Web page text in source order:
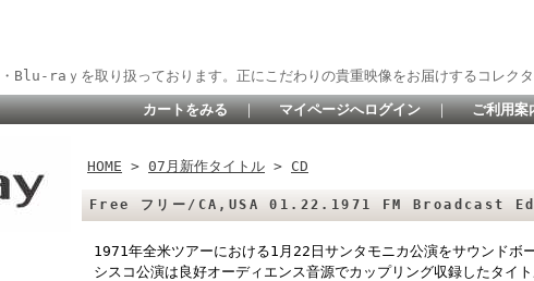
Blu-raｙを取り扱っております。正にこだわりの貴重映像をお届けするコレクタ
カートをみる ｜ マイページへログイン ｜ ご利用案
HOME > 07月新作タイトル > CD
Free フリー/CA,USA 01.22.1971 FM Broadcast
1971年全米ツアーにおける1月22日サンタモニカ公演をサウンドボ
シスコ公演は良好オーディエンス音源でカップリング収録したタイ